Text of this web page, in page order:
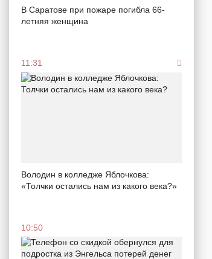
В Саратове при пожаре погибла 66-
летняя женщина
11:31
Володин в колледже Яблочкова:
«Толчки остались нам из какого века?»
10:50